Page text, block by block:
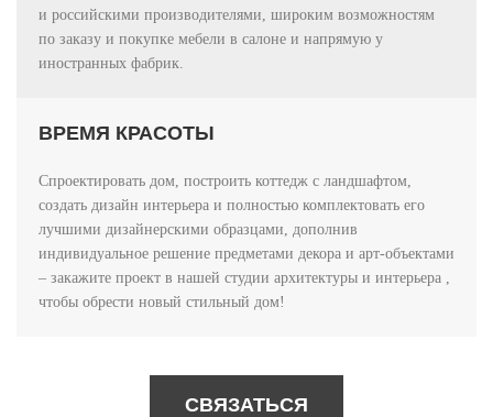
и российскими производителями, широким возможностям
по заказу и покупке мебели в салоне и напрямую у
иностранных фабрик.
ВРЕМЯ КРАСОТЫ
Спроектировать дом, построить коттедж с ландшафтом,
создать дизайн интерьера и полностью комплектовать его
лучшими дизайнерскими образцами, дополнив
индивидуальное решение предметами декора и арт-объектами
– закажите проект в нашей студии архитектуры и интерьера ,
чтобы обрести новый стильный дом!
СВЯЗАТЬСЯ